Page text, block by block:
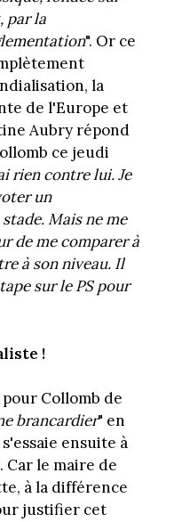
par la
". Or ce
la
de l'Europe et
Aubry répond
ce jeudi
rien contre lui. Je
un
Mais ne me
de me comparer à
à son niveau. Il
sur le PS pour
!
Collomb de
brancardier" en
ensuite à
Car le maire de
à la différence
justifier cet